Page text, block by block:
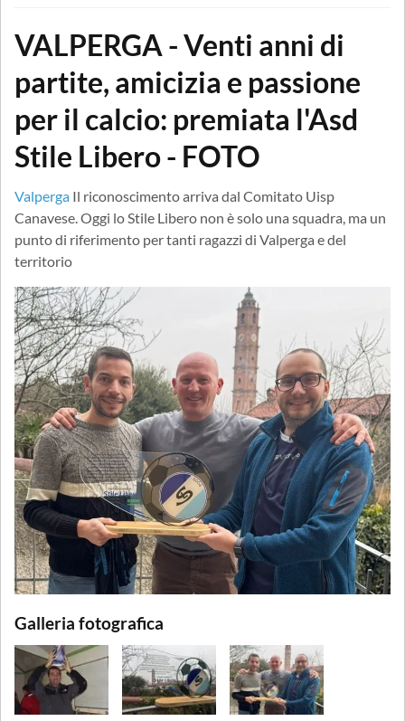
VALPERGA - Venti anni di
partite, amicizia e passione
per il calcio: premiata l'Asd
Stile Libero - FOTO
Valperga Il riconoscimento arriva dal Comitato Uisp
Canavese. Oggi lo Stile Libero non è solo una squadra, ma un
punto di riferimento per tanti ragazzi di Valperga e del
territorio
Galleria fotografica